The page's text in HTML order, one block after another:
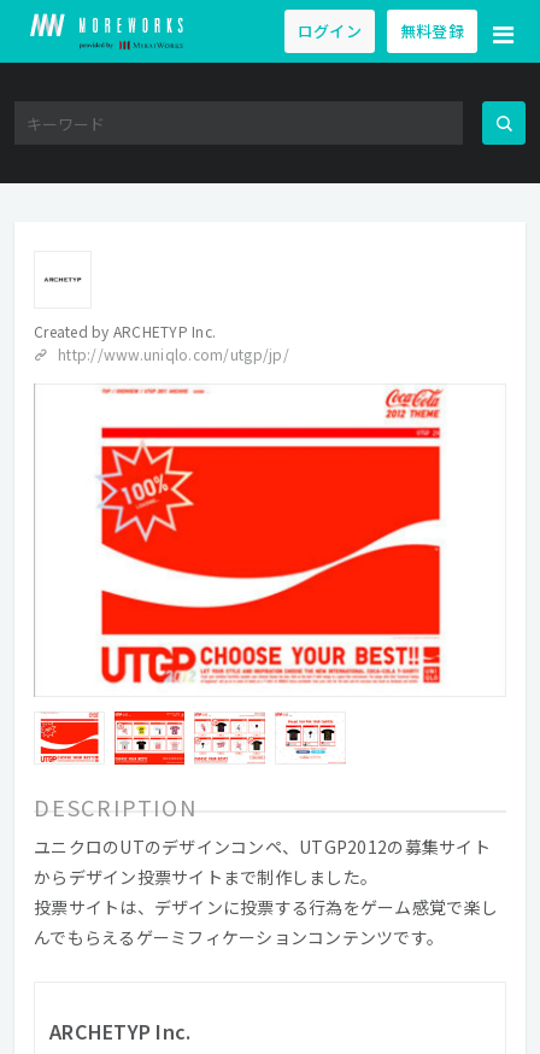
ログイン 無料登録
Created by ARCHETYP Inc.
http://www.uniqlo.com/utgp/jp/
DESCRIPTION
ユニクロのUTのデザインコンペ、UTGP2012の募集サイト
からデザイン投票サイトまで制作しました。
投票サイトは、デザインに投票する行為をゲーム感覚で楽し
んでもらえるゲーミフィケーションコンテンツです。
ARCHETYP Inc.